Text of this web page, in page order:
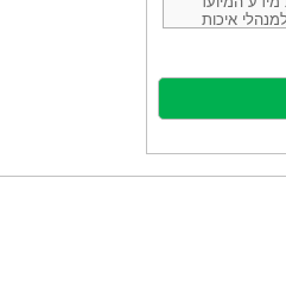
איכות
וידע
איננו
במתן השירות
האחריות על
מוטלת על